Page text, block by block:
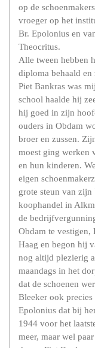
op de
vroeger op het
Br. Epolonius en
Theocritus.
Alle tween hebben
diploma behaald
Piet Bankras was
school haalde hij
hij goed in zijn
ouders in Obdam
broer en zussen.
moest ging werken
en hun kinderen.
eigen
grote steun van zijn
koophandel in
de
Obdam te
Haag en begon hij
nog altijd plezierig
maandags in het
dat de schoenen
Bleeker ook
Epolonius dat bij
1944 voor het
meer, maar wel